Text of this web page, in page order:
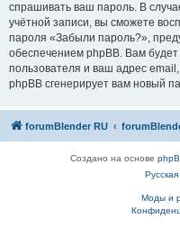
спрашивать ваш пароль. В
учётной записи, вы сможете
пароля «Забыли пароль?»,
обеспечением phpBB. Вам
пользователя и ваш адрес
phpBB сгенерирует вам новый
forumBlender RU
Создано на основе
Моды и